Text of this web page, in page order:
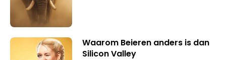
Waarom Beieren anders is dan
Silicon Valley